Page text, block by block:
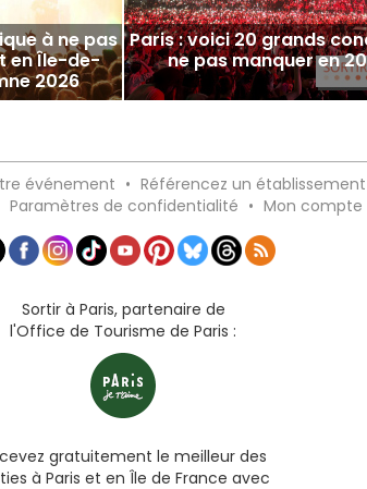
à ne pas
en Île-de-
2026
Paris : voici 20 grands
ne pas manquer en
événement • Référencez un établissement
Paramètres de confidentialité • Mon compte
Sortir à Paris, partenaire de
l'Office de Tourisme de Paris :
gratuitement le meilleur des
à Paris et en Île de France avec